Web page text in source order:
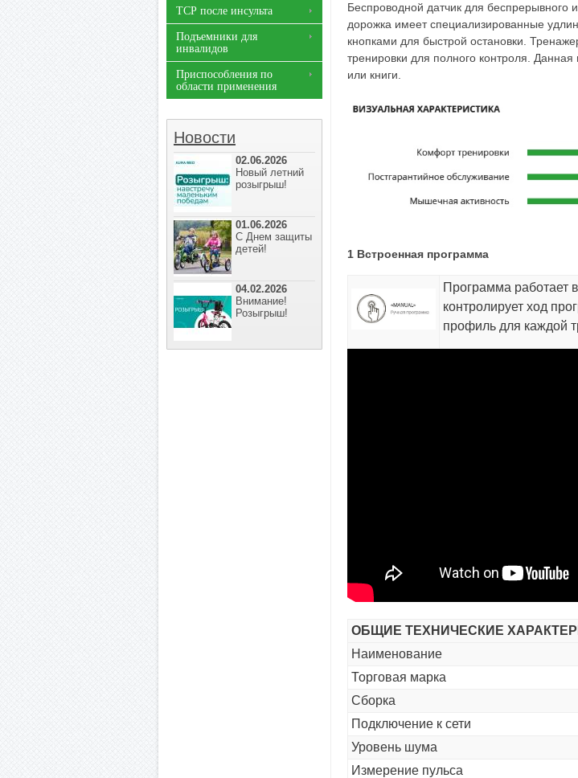
ТСР после инсульта
Подъемники для
инвалидов
Приспособления по
области применения
Новости
02.06.2026
Новый летний
розыгрыш!
01.06.2026
С Днем защиты
детей!
04.02.2026
Внимание!
Розыгрыш!
Беспроводной датчик для беспрерывного
дорожка имеет специализированные
кнопками для быстрой остановки.
тренировки для полного контроля.
или книги.
1 Встроенная программа
Программа работает
контролирует ход
профиль для каждой
ОБЩИЕ ТЕХНИЧЕСКИЕ
Наименование
Торговая марка
Сборка
Подключение к сети
Уровень шума
Измерение пульса